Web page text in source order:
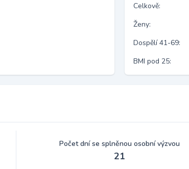
Celkově:
Ženy:
Dospělí 41-69:
BMI pod 25:
Počet dní se splněnou osobní výzvou
21